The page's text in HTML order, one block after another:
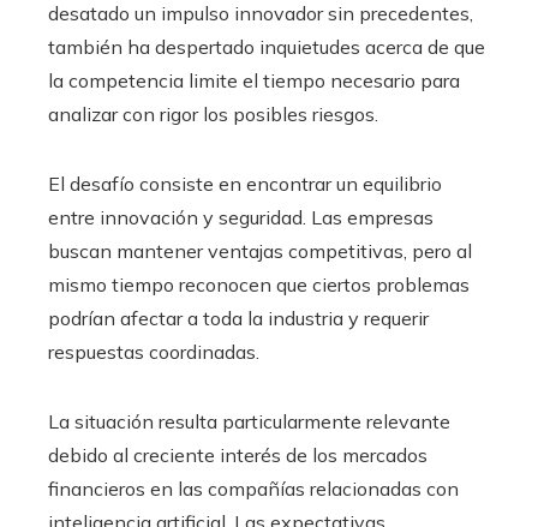
desatado un impulso innovador sin precedentes,
también ha despertado inquietudes acerca de que
la competencia limite el tiempo necesario para
analizar con rigor los posibles riesgos.
El desafío consiste en encontrar un equilibrio
entre innovación y seguridad. Las empresas
buscan mantener ventajas competitivas, pero al
mismo tiempo reconocen que ciertos problemas
podrían afectar a toda la industria y requerir
respuestas coordinadas.
La situación resulta particularmente relevante
debido al creciente interés de los mercados
financieros en las compañías relacionadas con
inteligencia artificial. Las expectativas